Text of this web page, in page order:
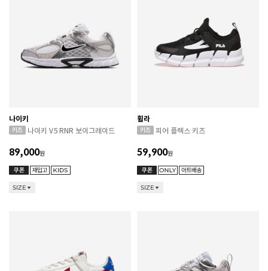
나이키
나이키 V5 RNR 보이그레이드
89,000원
SIZE
휠라
피어 플렉스 키즈
59,900원
SIZE